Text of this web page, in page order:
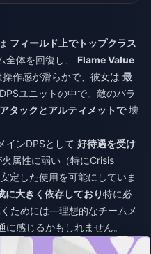
フィールド上でトップクラス
全体を回復し、 Flame Value
操作感が滑らかで、彼女は 最
DPSユニットの中で。敵のバラ
タックとアルティメットで壊
インDPSとして 好待遇を受け
属性に弱い（特にCrisis
定した使用を可能にしていま
に大きく依存しており特に必
ためには—理想的なチームメ
感じるかもしれません。